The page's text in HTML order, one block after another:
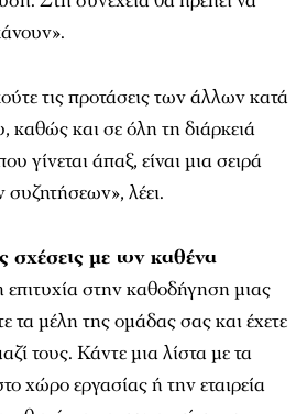
τις προτάσεις των άλλων κατά
καθώς και σε όλη τη διάρκειά
γίνεται άπαξ, είναι μια σειρά
λέει.
σχέσεις με τον καθένα
επιτυχία στην καθοδήγηση μιας
τα μέλη της ομάδας σας και έχετε
τους. Κάντε μια λίστα με τα
χώρο εργασίας ή την εταιρεία